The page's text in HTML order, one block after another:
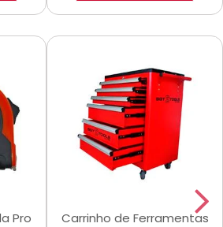
Pro
Carrinho de Ferramentas